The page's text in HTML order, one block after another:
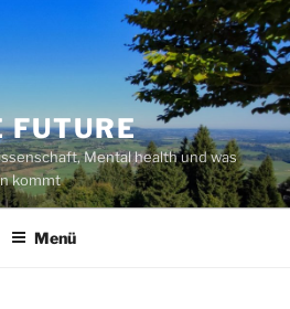
FUTURE
Mental health und was
kommt
Menü